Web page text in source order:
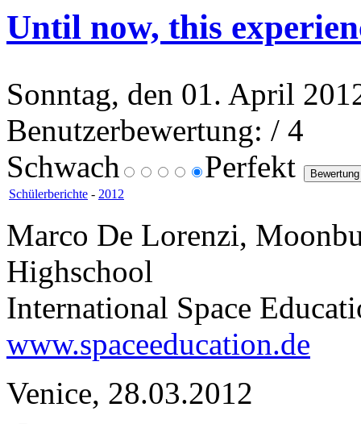
Until now, this
Sonntag, den 01. April
Benutzerbewertung: / 4
Schwach
Perfekt
Schülerberichte - 2012
Marco De Lorenzi,
Highschool
International Space
www.spaceeducation.de
Venice, 28.03.2012